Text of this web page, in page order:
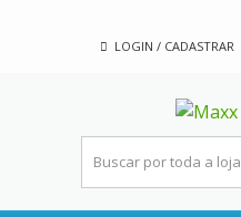
LOGIN / CADASTRAR